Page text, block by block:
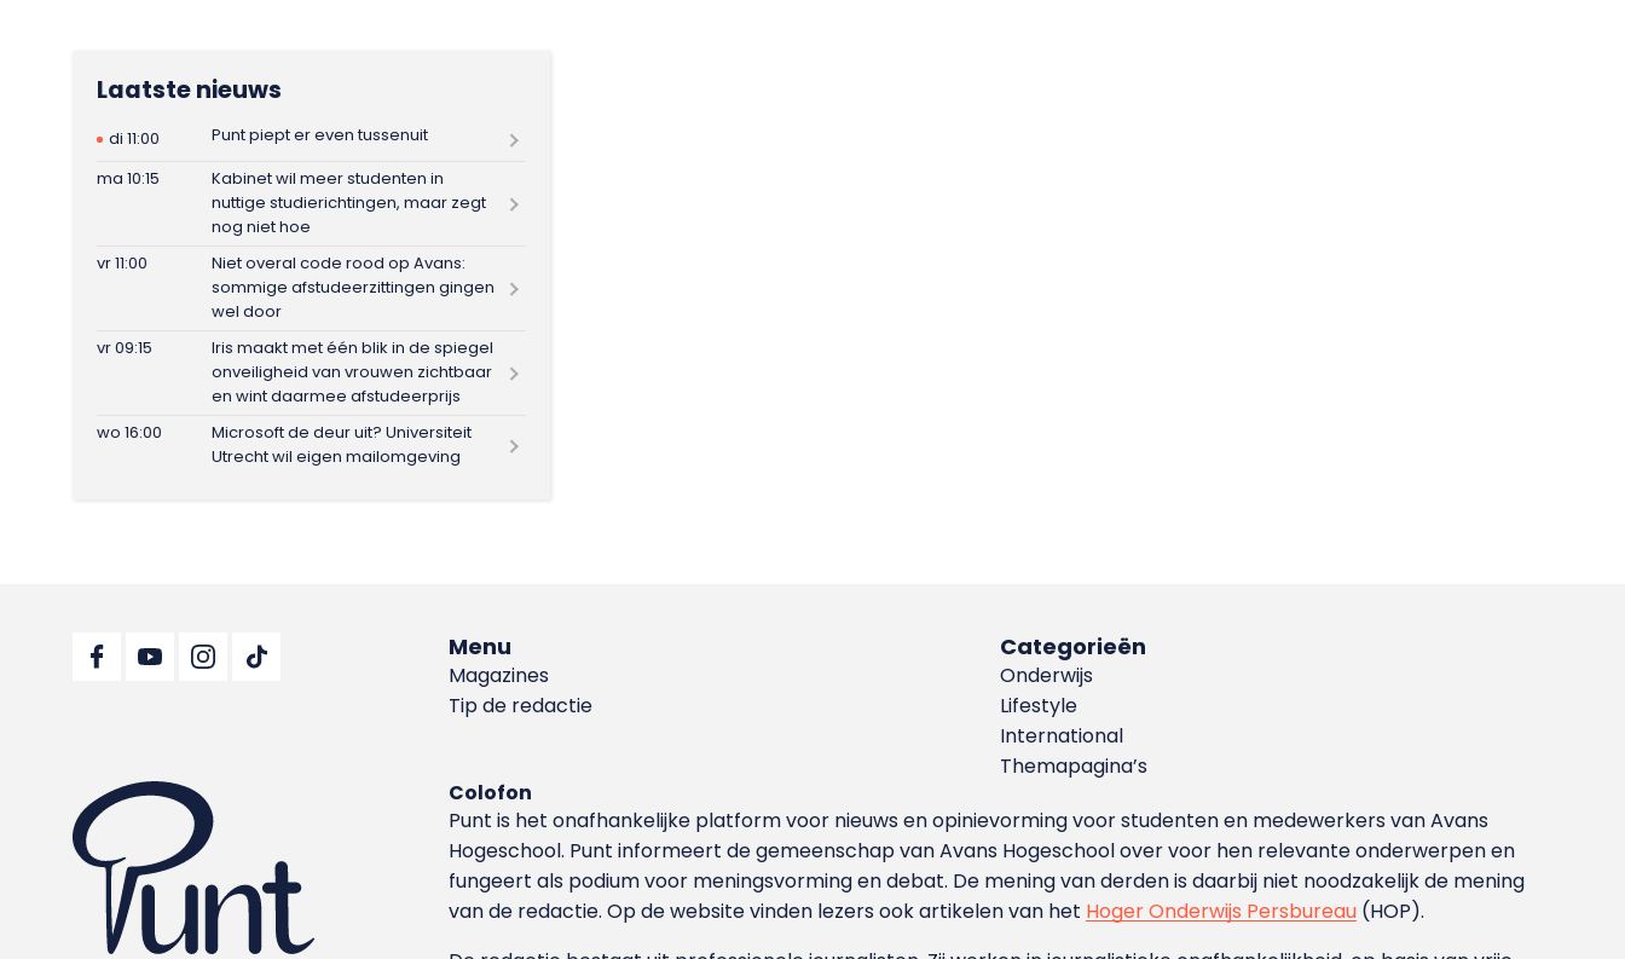
Laatste nieuws
di 11:00
Punt piept er even tussenuit
ma 10:15
Kabinet wil meer studenten in
nuttige studierichtingen, maar zegt
nog niet hoe
vr 11:00
Niet overal code rood op Avans:
sommige afstudeerzittingen gingen
wel door
vr 09:15
Iris maakt met één blik in de spiegel
onveiligheid van vrouwen zichtbaar
en wint daarmee afstudeerprijs
wo 16:00
Microsoft de deur uit? Universiteit
Utrecht wil eigen mailomgeving
Menu
Magazines
Tip de redactie
Categorieën
Onderwijs
Lifestyle
International
Themapagina’s
Colofon
Punt is het onafhankelijke platform voor nieuws en opinievorming voor studenten en medewerkers van Avans
Hoge­school. Punt informeert de gemeenschap van Avans Hogeschool over voor hen relevante onderwerpen en
fungeert als podium voor meningsvorming en debat. De mening van derden is daarbij niet noodzakelijk de mening
van de redactie. Op de website vinden lezers ook artikelen van het Hoger Onderwijs Persbureau (HOP).